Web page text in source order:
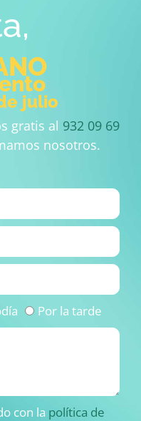
julio
gratis al 932 09 69
nosotros.
Por la tarde
con la política de